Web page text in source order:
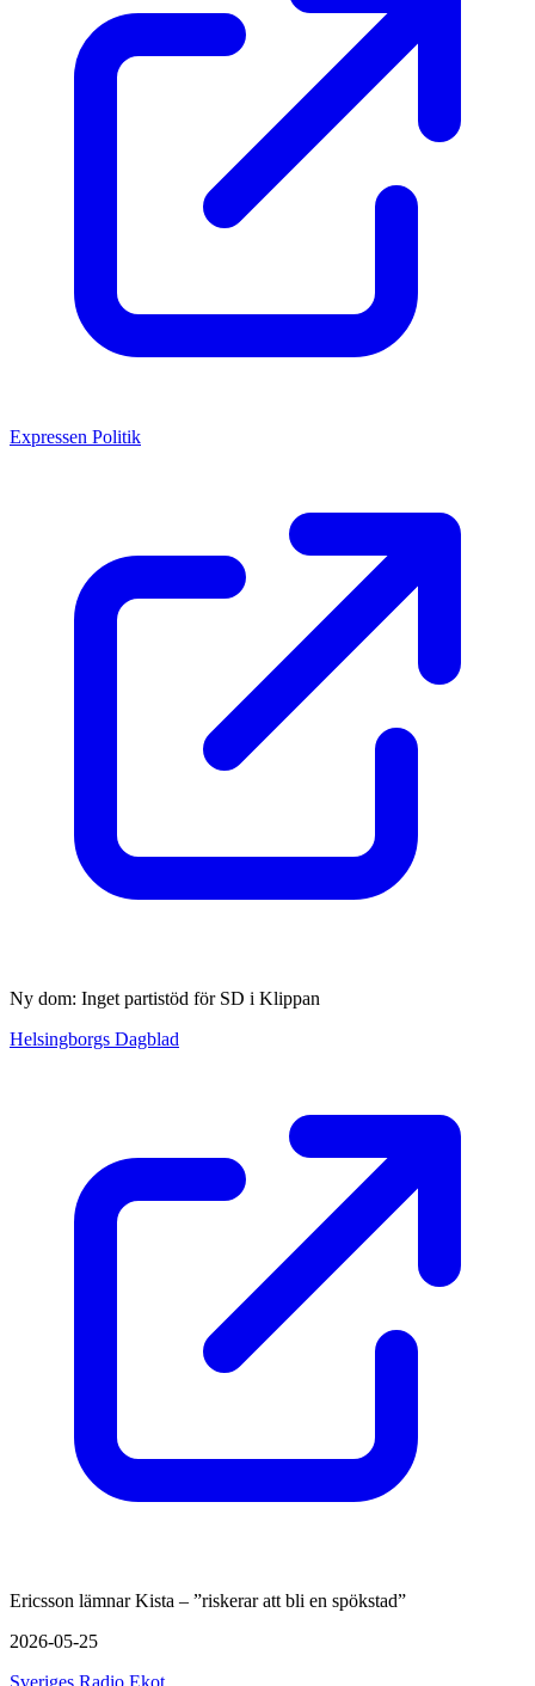
Expressen Politik
Ny dom: Inget partistöd för SD i Klippan
Helsingborgs Dagblad
Ericsson lämnar Kista – ”riskerar att bli en spökstad”
2026-05-25
Sveriges Radio Ekot